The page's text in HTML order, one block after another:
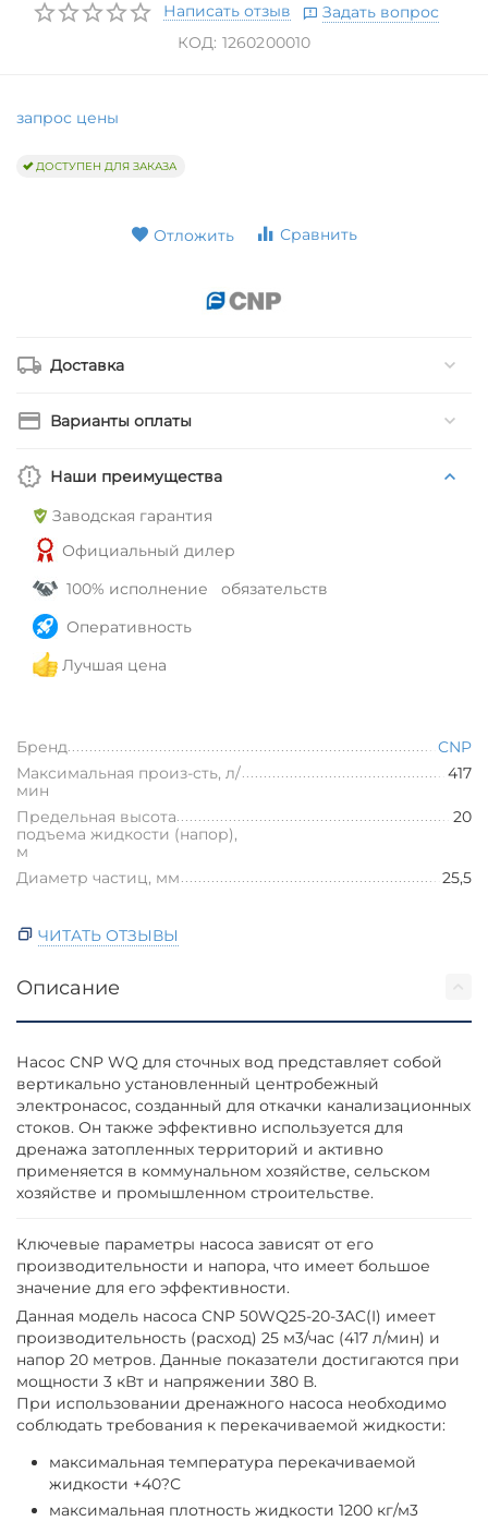
Написать отзыв
Задать вопрос
КОД: 1260200010
запрос цены
ДОСТУПЕН ДЛЯ ЗАКАЗА
Отложить Сравнить
Доставка
Варианты оплаты
Наши преимущества
Заводская гарантия
Официальный дилер
100% исполнение обязательств
Оперативность
Лучшая цена
Бренд
CNP
Максимальная произ-сть, л/
мин
417
Предельная высота
подъема жидкости (напор),
м
20
Диаметр частиц, мм 25,5
ЧИТАТЬ ОТЗЫВЫ
Описание
Насос CNP WQ для сточных вод представляет собой
вертикально установленный центробежный
электронасос, созданный для откачки канализационных
стоков. Он также эффективно используется для
дренажа затопленных территорий и активно
применяется в коммунальном хозяйстве, сельском
хозяйстве и промышленном строительстве.
Ключевые параметры насоса зависят от его
производительности и напора, что имеет большое
значение для его эффективности.
Данная модель насоса CNP 50WQ25-20-3AC(I) имеет
производительность (расход) 25 м3/час (417 л/мин) и
напор 20 метров. Данные показатели достигаются при
мощности 3 кВт и напряжении 380 В.
При использовании дренажного насоса необходимо
соблюдать требования к перекачиваемой жидкости:
максимальная температура перекачиваемой
жидкости +40?С
максимальная плотность жидкости 1200 кг/м3